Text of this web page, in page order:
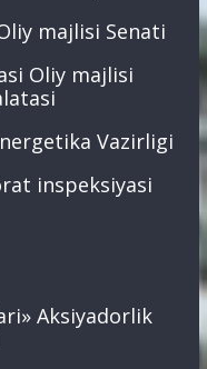
majlisi Senati
Oliy majlisi
Vazirligi
inspeksiyasi
Aksiyadorlik